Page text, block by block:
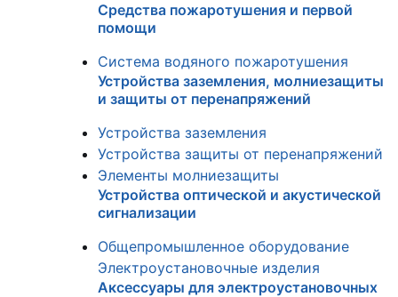
Средства пожаротушения и первой
помощи
Система водяного пожаротушения
Устройства заземления, молниезащиты
и защиты от перенапряжений
Устройства заземления
Устройства защиты от перенапряжений
Элементы молниезащиты
Устройства оптической и акустической
сигнализации
Общепромышленное оборудование
Электроустановочные изделия
Аксессуары для электроустановочных